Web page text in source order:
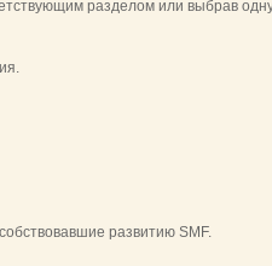
разделом или выбрав
развитию SMF.